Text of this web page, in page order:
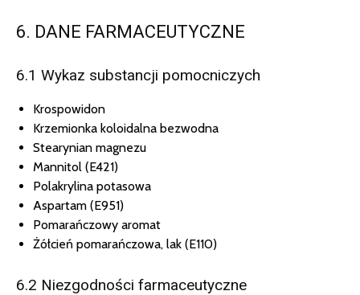
6. DANE FARMACEUTYCZNE
6.1 Wykaz substancji pomocniczych
Krospowidon
Krzemionka koloidalna bezwodna
Stearynian magnezu
Mannitol (E421)
Polakrylina potasowa
Aspartam (E951)
Pomarańczowy aromat
Żółcień pomarańczowa, lak (E110)
6.2 Niezgodności farmaceutyczne